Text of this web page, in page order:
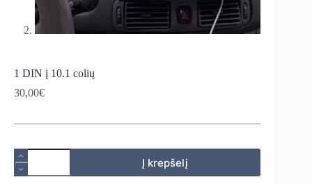
1 DIN į 10.1 colių
30,00€
produkto
kiekis:
1
Į krepšelį